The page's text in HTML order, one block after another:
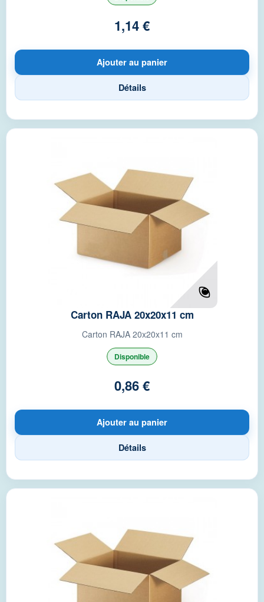
1,14 €
Ajouter au panier
Détails
Carton RAJA 20x20x11 cm
Carton RAJA 20x20x11 cm
Disponible
0,86 €
Ajouter au panier
Détails